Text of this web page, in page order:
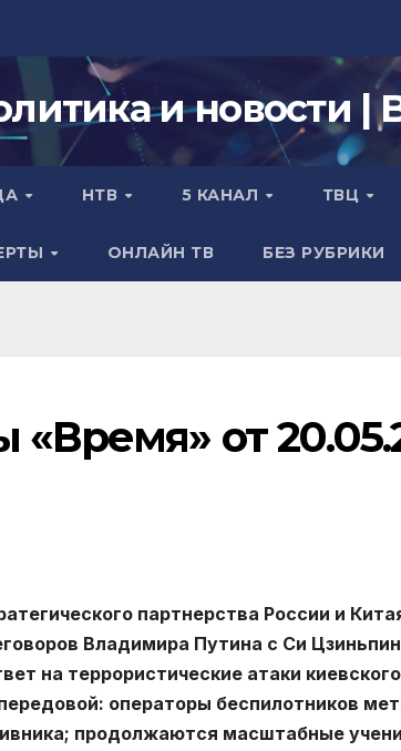
и новости |
НТВ 5 КАНАЛ ТВЦ
ОНЛАЙН ТВ БЕЗ РУБРИКИ
от
партнерства России и
Владимира Путина с Си
на террористические атаки
операторы беспилотников
продолжаются масштабные